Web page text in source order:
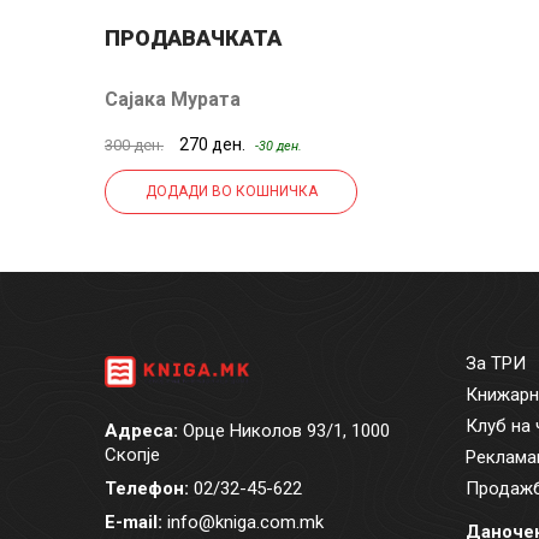
ПРОДАВАЧКАТА
Сајака Мурата
300 ден. 270 ден. -30 ден.
ДОДАДИ ВО КОШНИЧКА
Адреса: Орце Николов 93/1, 1000
Скопје
Телефон: 02/32-45-622
E-mail: info@kniga.com.mk
За ТРИ
Клуб на